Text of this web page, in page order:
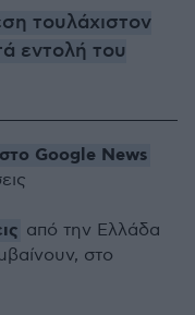
τουλάχιστον
εντολή του
Google News
από την Ελλάδα
στο